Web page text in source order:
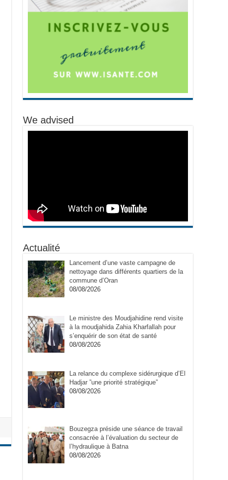
We advised
Actualité
Lancement d’une vaste campagne de
nettoyage dans différents quartiers de la
commune d’Oran
08/08/2026
Le ministre des Moudjahidine rend visite
à la moudjahida Zahia Kharfallah pour
s’enquérir de son état de santé
08/08/2026
La relance du complexe sidérurgique d’El
Hadjar ”une priorité stratégique”
08/08/2026
Bouzegza préside une séance de travail
consacrée à l’évaluation du secteur de
l’hydraulique à Batna
08/08/2026